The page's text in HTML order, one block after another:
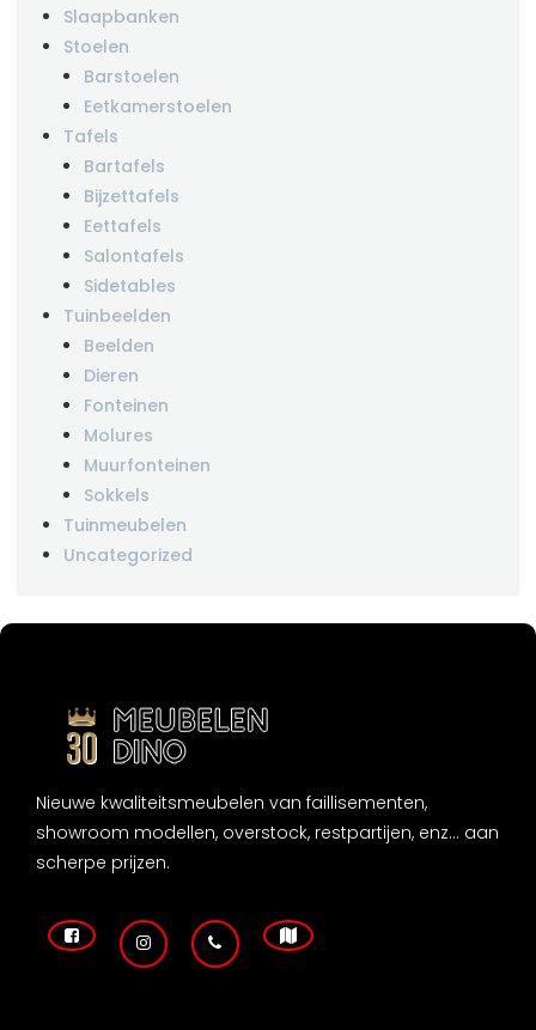
Slaapbanken
Stoelen
Barstoelen
Eetkamerstoelen
Tafels
Bartafels
Bijzettafels
Eettafels
Salontafels
Sidetables
Tuinbeelden
Beelden
Dieren
Fonteinen
Molures
Muurfonteinen
Sokkels
Tuinmeubelen
Uncategorized
Nieuwe kwaliteitsmeubelen van faillisementen,
showroom modellen, overstock, restpartijen, enz... aan
scherpe prijzen.